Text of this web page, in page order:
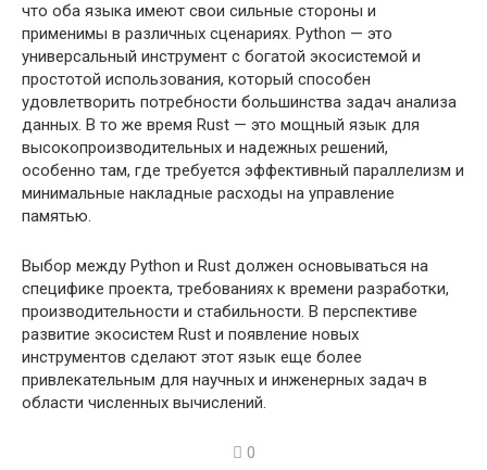
что оба языка имеют свои сильные стороны и
применимы в различных сценариях. Python — это
универсальный инструмент с богатой экосистемой и
простотой использования, который способен
удовлетворить потребности большинства задач анализа
данных. В то же время Rust — это мощный язык для
высокопроизводительных и надежных решений,
особенно там, где требуется эффективный параллелизм и
минимальные накладные расходы на управление
памятью.
Выбор между Python и Rust должен основываться на
специфике проекта, требованиях к времени разработки,
производительности и стабильности. В перспективе
развитие экосистем Rust и появление новых
инструментов сделают этот язык еще более
привлекательным для научных и инженерных задач в
области численных вычислений.
0